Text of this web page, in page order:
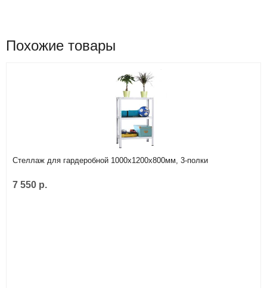
Похожие товары
Стеллаж для гардеробной 1000х1200х800мм, 3-полки
7 550 р.